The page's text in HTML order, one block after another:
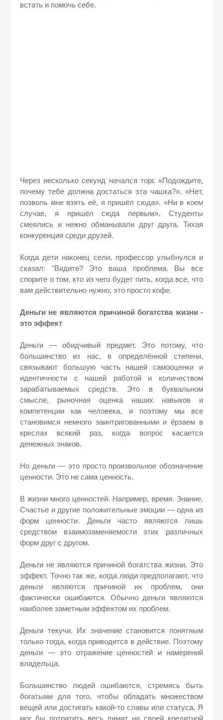
встать и помочь себе.
Через несколько секунд начался торг. «Подождите,
почему тебе должна достаться эта чашка?». «Нет,
позволь мне взять её, я пришёл сюда». «Ни в коем
случае, я пришёл сюда первым». Студенты
смеялись и нежно обманывали друг друга. Тихая
конкуренция среди друзей.
Когда дети наконец сели, профессор улыбнулся и
сказал: "Видите? Это ваша проблема. Вы все
спорите о том, кто из чего будет пить, когда все, что
вам действительно нужно, это просто кофе.
Деньги не являются причиной богатства жизни -
это эффект
Деньги — обидчивый предмет. Это потому, что
большинство из нас, в определённой степени,
связывают большую часть нашей самооценки и
идентичности с нашей работой и количеством
зарабатываемых средств. Это в буквальном
смысле, рыночная оценка наших навыков и
компетенции как человека, и поэтому мы все
становимся немного заинтригованными и ёрзаем в
креслах всякий раз, когда вопрос касается
денежных знаков.
Но деньги — это просто произвольное обозначение
ценности. Это не сама ценность.
В жизни много ценностей. Например, время. Знание.
Счастье и другие положительные эмоции — одна из
форм ценности. Деньги часто являются лишь
средством взаимозаменяемости этих различных
форм друг с другом.
Деньги не являются причиной богатства жизни. Это
эффект. Точно так же, когда люди предполагают, что
деньги являются причиной их проблем, они
фактически ошибаются. Обычно деньги являются
наиболее заметным эффектом их проблем.
Деньги текучи. Их значение становится понятным
только тогда, когда приводится в действие. Поэтому
деньги — это отражение ценностей и намерений
владельца.
Большинство людей ошибаются, стремясь быть
богатыми для того, чтобы обладать множеством
вещей или достигать какой-то славы или статуса. Я
мог бы потратить весь лимит на своей кредитной